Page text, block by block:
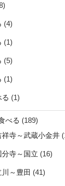
(4)
(1)
(5)
(1)
(1)
べる (189)
寺～武蔵小金井
寺～国立 (16)
～豊田 (41)